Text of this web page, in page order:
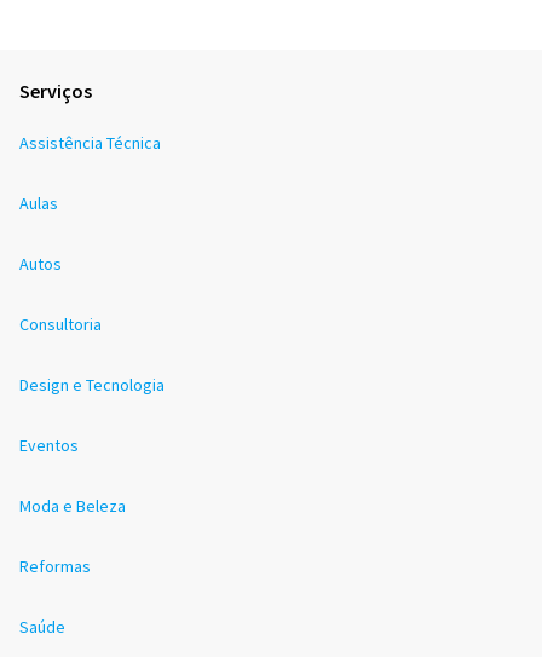
Serviços
Assistência Técnica
Aulas
Autos
Consultoria
Design e Tecnologia
Eventos
Moda e Beleza
Reformas
Saúde